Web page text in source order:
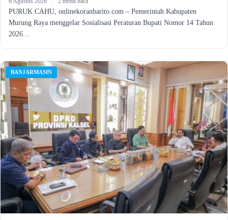
PURUK CAHU, onlinekoranbarito.com – Pemerintah Kabupaten
Murung Raya menggelar Sosialisasi Peraturan Bupati Nomor 14 Tahun
2026…
BANJARMASIN